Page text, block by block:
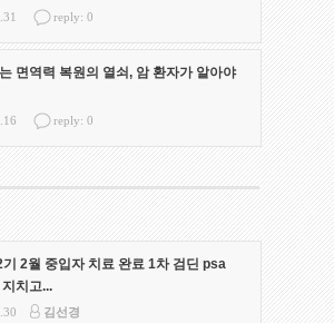
reply: 0
면역력 복원의 열쇠, 암 환자가 알아야
reply: 0
기 2월 중입자 치료 완료 1차 검딘 psa
치고...
김선경